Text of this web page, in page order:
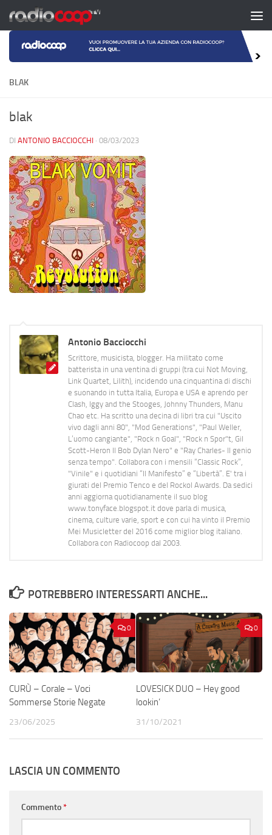
Salta al contenuto
BLAK
blak
DI ANTONIO BACCIOCCHI · 08/03/2023
Antonio Bacciocchi
Scrittore, musicista, blogger. Ha militato come
batterista in una ventina di gruppi (tra cui Not Moving,
Link Quartet, Lilith), incidendo una cinquantina di dischi
e suonando in tutta Italia, Europa e USA e aprendo per
Clash, Iggy and the Stooges, Johnny Thunders, Manu
Chao etc. Ha scritto una decina di libri tra cui "Uscito
vivo dagli anni 80", "Mod Generations", "Paul Weller,
L’uomo cangiante", "Rock n Goal", "Rock n Spor"t, Gil
Scott-Heron Il Bob Dylan Nero" e "Ray Charles- Il genio
senza tempo". Collabora con i mensili “Classic Rock”,
"Vinile" e i quotidiani “Il Manifesto” e “Libertà”. E' tra i
giurati del Premio Tenco e del Rockol Awards. Da sedici
anni aggiorna quotidianamente il suo blog
www.tonyface.blogspot.it dove parla di musica,
cinema, culture varie, sport e con cui ha vinto il Premio
Mei Musicletter del 2016 come miglior blog italiano.
Collabora con Radiocoop dal 2003.
POTREBBERO INTERESSARTI ANCHE...
0
CURÙ – Corale – Voci
Sommerse Storie Negate
23/06/2025
0
LOVESICK DUO – Hey good
lookin’
31/10/2021
LASCIA UN COMMENTO
Commento*